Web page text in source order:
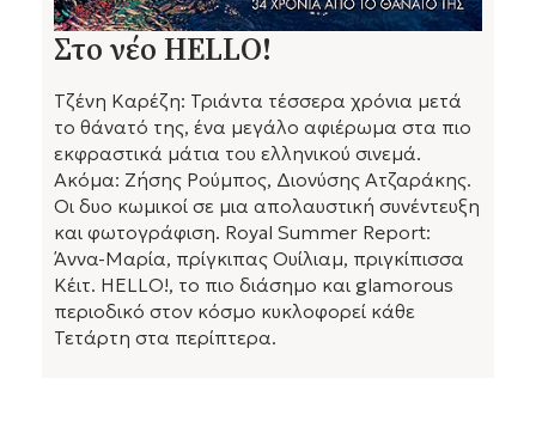
Στο νέο HELLO!
Τζένη Καρέζη: Τριάντα τέσσερα χρόνια μετά
το θάνατό της, ένα μεγάλο αφιέρωμα στα πιο
εκφραστικά μάτια του ελληνικού σινεμά.
Ακόμα: Ζήσης Ρούμπος, Διονύσης Ατζαράκης.
Οι δυο κωμικοί σε μια απολαυστική συνέντευξη
και φωτογράφιση. Royal Summer Report:
Άννα-Μαρία, πρίγκιπας Ουίλιαμ, πριγκίπισσα
Κέιτ. HELLO!, το πιο διάσημο και glamorous
περιοδικό στον κόσμο κυκλοφορεί κάθε
Τετάρτη στα περίπτερα.